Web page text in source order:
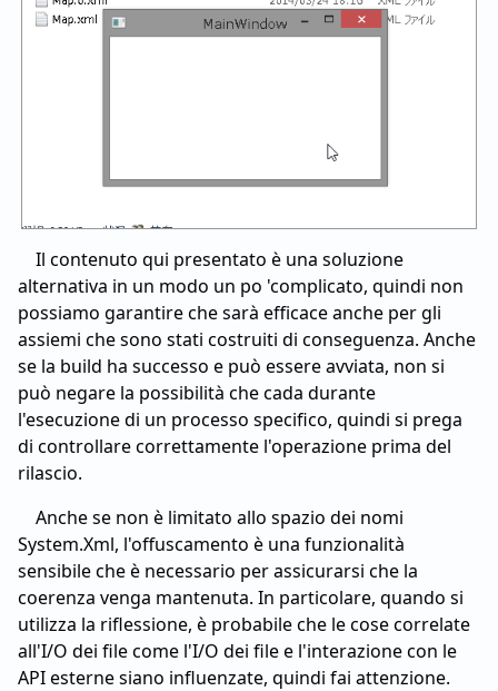
Il contenuto qui presentato è una soluzione
alternativa in un modo un po 'complicato, quindi non
possiamo garantire che sarà efficace anche per gli
assiemi che sono stati costruiti di conseguenza. Anche
se la build ha successo e può essere avviata, non si
può negare la possibilità che cada durante
l'esecuzione di un processo specifico, quindi si prega
di controllare correttamente l'operazione prima del
rilascio.
Anche se non è limitato allo spazio dei nomi
System.Xml, l'offuscamento è una funzionalità
sensibile che è necessario per assicurarsi che la
coerenza venga mantenuta. In particolare, quando si
utilizza la riflessione, è probabile che le cose correlate
all'I/O dei file come l'I/O dei file e l'interazione con le
API esterne siano influenzate, quindi fai attenzione.